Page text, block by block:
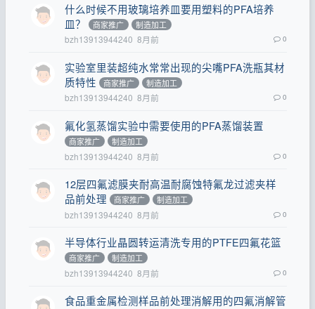
什么时候不用玻璃培养皿要用塑料的PFA培养
皿？
商家推广 制造加工
bzh13913944240 8月前 0
实验室里装超纯水常常出现的尖嘴PFA洗瓶其材
质特性
商家推广 制造加工
bzh13913944240 8月前 0
氟化氢蒸馏实验中需要使用的PFA蒸馏装置
商家推广 制造加工
bzh13913944240 8月前 0
12层四氟滤膜夹耐高温耐腐蚀特氟龙过滤夹样
品前处理
商家推广 制造加工
bzh13913944240 8月前 0
半导体行业晶圆转运清洗专用的PTFE四氟花篮
商家推广 制造加工
bzh13913944240 8月前 0
食品重金属检测样品前处理消解用的四氟消解管